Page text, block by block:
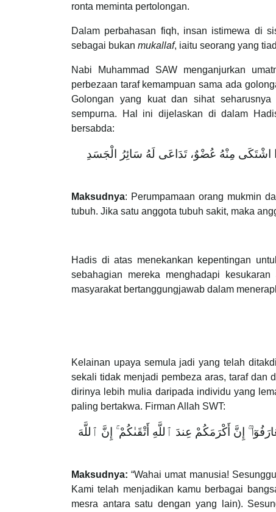
ronta meminta pertolongan.
Dalam perbahasan fiqh, insan istimewa di
sebagai bukan mukallaf, iaitu seorang yang
Nabi Muhammad SAW menganjurkan
perbezaan taraf kemampuan sama ada
Golongan yang kuat dan sihat
sempurna. Hal ini dijelaskan di dalam
bersabda:
اشْتَكَى مِنْهُ عُضْوٌ، تَدَاعَى لَهُ سَائِرُ الْجَسَدِ
Maksudnya: Perumpamaan orang mukmin
tubuh. Jika satu anggota tubuh sakit, maka
Hadis di atas menekankan kepentingan
sebahagian mereka menghadapi
masyarakat bertanggungjawab dalam
Kelainan upaya semula jadi yang telah
sekali tidak menjadi pembeza aras, taraf dan
dirinya lebih mulia daripada individu yang
paling bertakwa. Firman Allah SWT:
إِنَّ أَكْرَمَكُمْ عِندَ ٱللَّهِ أَتْقَىٰكُمْ ۚ إِنَّ ٱللَّهَ
Maksudnya: “Wahai umat manusia!
Kami telah menjadikan kamu berbagai
mesra antara satu dengan yang lain).